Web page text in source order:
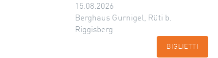
15.08.2026
Berghaus Gurnigel, Rüti b.
Riggisberg
BIGLIETTI